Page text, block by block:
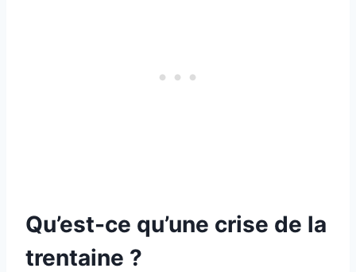
Qu’est-ce qu’une crise de la
trentaine ?